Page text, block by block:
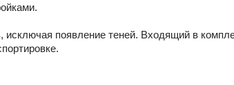
появление теней. Входящий в